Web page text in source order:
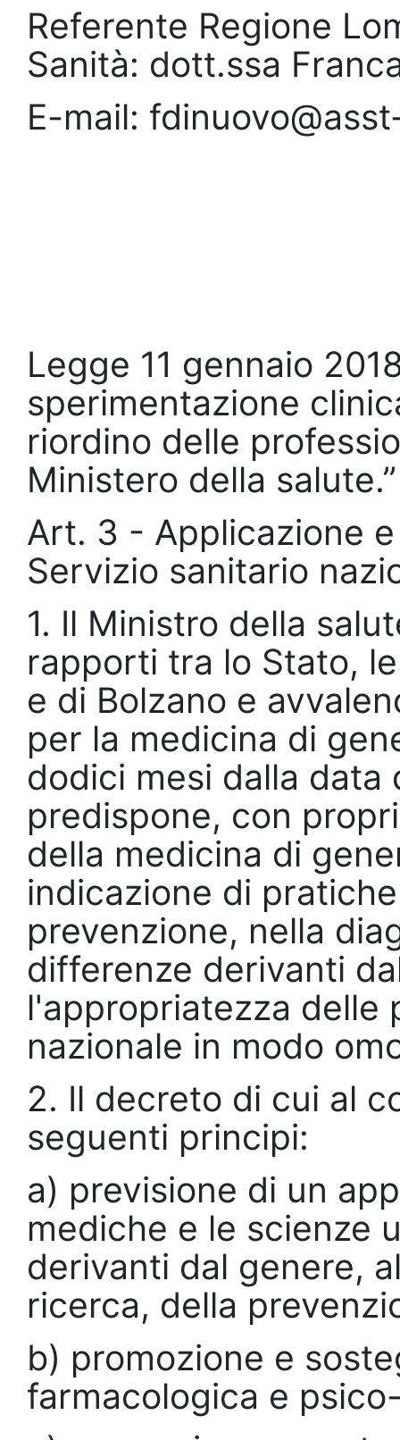
Referente Regione
Sanità: dott.ssa
E-mail:
Legge 11 gennaio
sperimentazione
riordino delle
Ministero della
Art. 3 - Applicazione
Servizio sanitario
1. Il Ministro della
rapporti tra lo Stato,
e di Bolzano e
per la medicina di
dodici mesi dalla
predispone, con
della medicina di
indicazione di
prevenzione, nella
differenze derivanti
l'appropriatezza delle
nazionale in modo
2. Il decreto di cui al
seguenti principi:
a) previsione di un
mediche e le scienze
derivanti dal genere,
ricerca, della
b) promozione e
farmacologica e